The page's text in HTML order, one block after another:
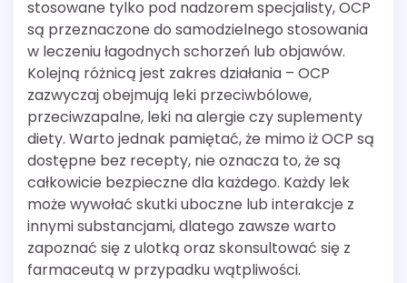
stosowane tylko pod nadzorem specjalisty, OCP
są przeznaczone do samodzielnego stosowania
w leczeniu łagodnych schorzeń lub objawów.
Kolejną różnicą jest zakres działania – OCP
zazwyczaj obejmują leki przeciwbólowe,
przeciwzapalne, leki na alergie czy suplementy
diety. Warto jednak pamiętać, że mimo iż OCP są
dostępne bez recepty, nie oznacza to, że są
całkowicie bezpieczne dla każdego. Każdy lek
może wywołać skutki uboczne lub interakcje z
innymi substancjami, dlatego zawsze warto
zapoznać się z ulotką oraz skonsultować się z
farmaceutą w przypadku wątpliwości.